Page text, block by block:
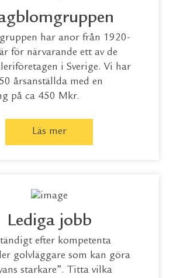
har anor från 1920-
för närvarande ett av de
i Sverige. Vi har
årsanställda med en
på ca 450 Mkr.
Läs mer
Lediga jobb
efter kompetenta
golvläggare som kan göra
starkare”. Titta vilka